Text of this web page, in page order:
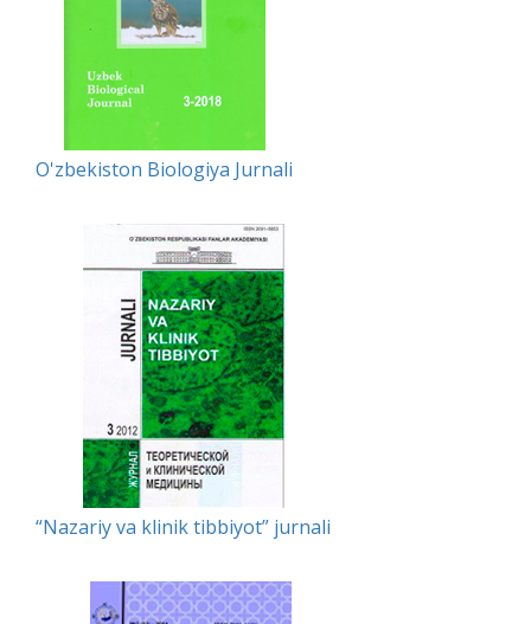
O'zbekiston Biologiya Jurnali
“Nazariy va klinik tibbiyot” jurnali